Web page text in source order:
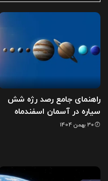
راهنمای جامع رصد رژه شش
سیاره در آسمان اسفندماه
30 بهمن 1404